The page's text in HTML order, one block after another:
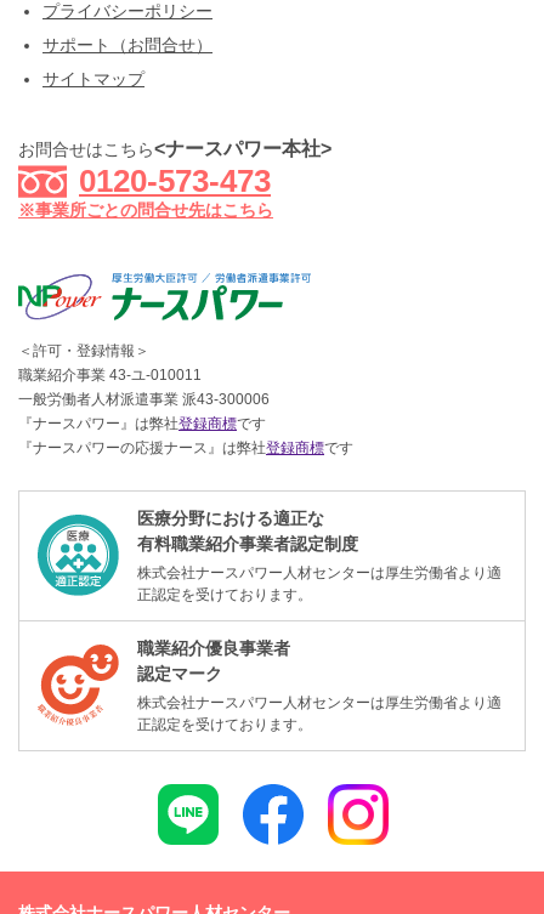
プライバシーポリシー
サポート（お問合せ）
サイトマップ
お問合せはこちら<ナースパワー本社>
0120-573-473
※事業所ごとの問合せ先はこちら
＜許可・登録情報＞
職業紹介事業 43-ユ-010011
一般労働者人材派遣事業 派43-300006
『ナースパワー』は弊社登録商標です
『ナースパワーの応援ナース』は弊社登録商標です
医療分野における適正な
有料職業紹介事業者認定制度
株式会社ナースパワー人材センターは厚生労働省より適
正認定を受けております。
職業紹介優良事業者
認定マーク
株式会社ナースパワー人材センターは厚生労働省より適
正認定を受けております。